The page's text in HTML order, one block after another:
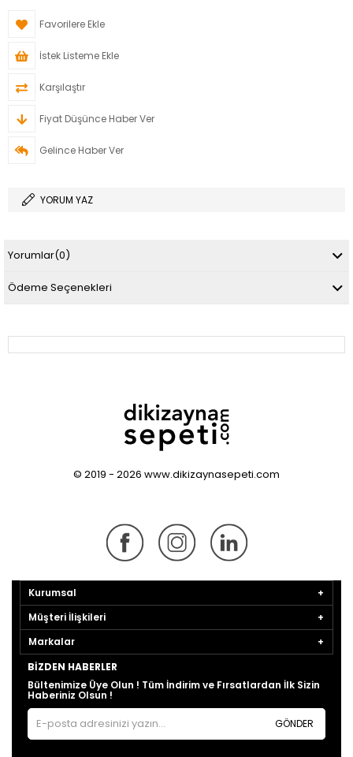
Favorilere Ekle
İstek Listeme Ekle
Karşılaştır
Fiyat Düşünce Haber Ver
Gelince Haber Ver
YORUM YAZ
Yorumlar(0)
Ödeme Seçenekleri
© 2019 - 2026 www.dikizaynasepeti.com
Kurumsal
Müşteri İlişkileri
Markalar
BIZDEN HABERLER
Bültenimize Üye Olun ! Tüm İndirim ve Fırsatlardan İlk Sizin
Haberiniz Olsun !
GÖNDER